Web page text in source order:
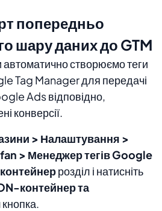
попередньо
шару даних до GTM
створюємо теги
Tag Manager для передачі
Ads відповідно,
конверсії.
> Налаштування >
> Менеджер тегів Google
розділ і натисніть
контейнер та
кнопка.